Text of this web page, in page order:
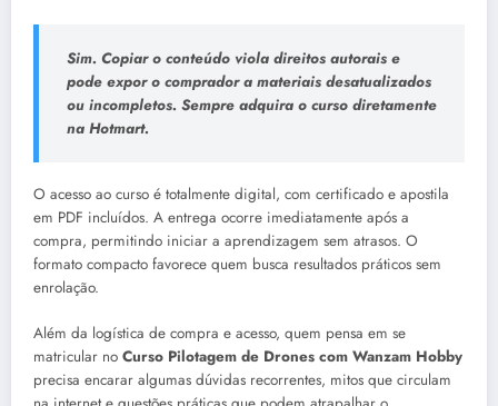
Sim. Copiar o conteúdo viola direitos autorais e
pode expor o comprador a materiais desatualizados
ou incompletos. Sempre adquira o curso diretamente
na Hotmart.
O acesso ao curso é totalmente digital, com certificado e apostila
em PDF incluídos. A entrega ocorre imediatamente após a
compra, permitindo iniciar a aprendizagem sem atrasos. O
formato compacto favorece quem busca resultados práticos sem
enrolação.
Além da logística de compra e acesso, quem pensa em se
matricular no Curso Pilotagem de Drones com Wanzam Hobby
precisa encarar algumas dúvidas recorrentes, mitos que circulam